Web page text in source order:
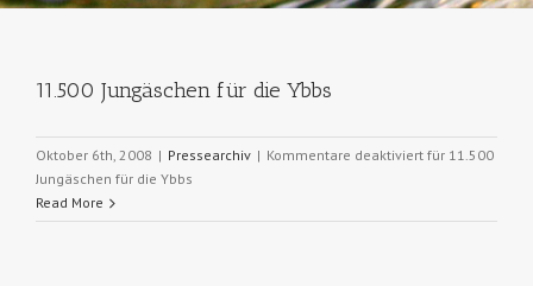
11.500 Jungäschen für die Ybbs
Oktober 6th, 2008 | Pressearchiv | Kommentare deaktiviert für 11.500
Jungäschen für die Ybbs
Read More